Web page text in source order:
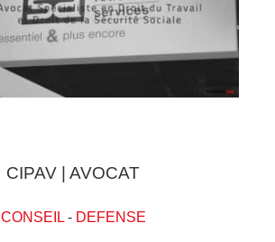
CIPAV | AVOCAT
CONSEIL- DEFENSE